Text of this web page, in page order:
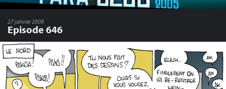
27 janvier 2008
Episode 646